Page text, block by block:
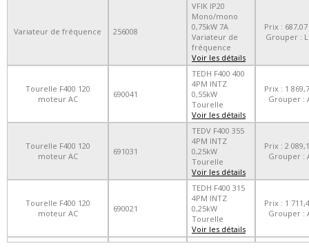
Variateur de fréquence 256008
VFIK IP20
Mono/mono
0,75kW 7A
Variateur de
fréquence
Voir les détails
Prix :
Grouper :
Tourelle F400 120
moteur AC
690041
TEDH F400 400
4PM INTZ
0,55kW
Tourelle
Voir les détails
Prix : 1
Grouper :
Tourelle F400 120
moteur AC
691031
TEDV F400 355
4PM INTZ
0,25kW
Tourelle
Voir les détails
Prix : 2
Grouper :
Tourelle F400 120
moteur AC
690021
TEDH F400 315
4PM INTZ
0,25kW
Tourelle
Voir les détails
Prix : 1
Grouper :